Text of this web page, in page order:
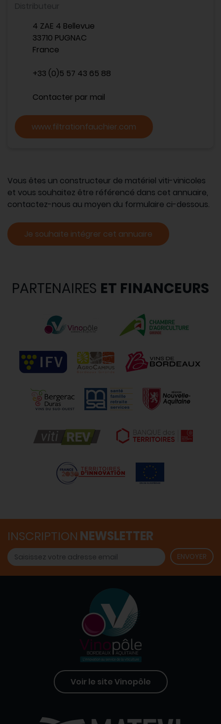
Distributeur
4 ZAE 4 Bellevue
33710 PUGNAC
France
+33 (0)5 57 43 65 88
Contacter par mail
www.filtrationfauchier.com
Vous êtes un constructeur de matériel viti-vinicoles
et vous souhaitez être référencé dans cet annuaire,
contactez-nous au moyen du formulaire ci-dessous.
Je souhaite intégrer cet annuaire
PARTENAIRES ET FINANCEURS
INSCRIPTION NEWSLETTER
Voir le site Vinopôle